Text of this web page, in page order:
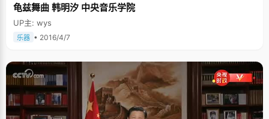
龟兹舞曲 韩明汐 中央音乐学院
UP主: wys
乐器 • 2016/4/7